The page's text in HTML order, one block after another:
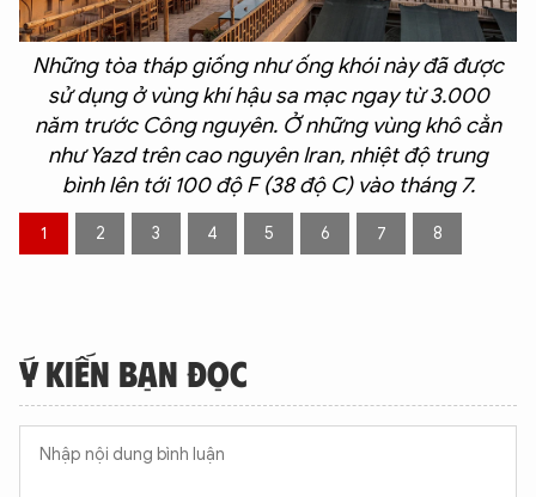
Những tòa tháp giống như ống khói này đã được
sử dụng ở vùng khí hậu sa mạc ngay từ 3.000
năm trước Công nguyên. Ở những vùng khô cằn
như Yazd trên cao nguyên Iran, nhiệt độ trung
bình lên tới 100 độ F (38 độ C) vào tháng 7.
1 2 3 4 5 6 7 8
Ý KIẾN BẠN ĐỌC